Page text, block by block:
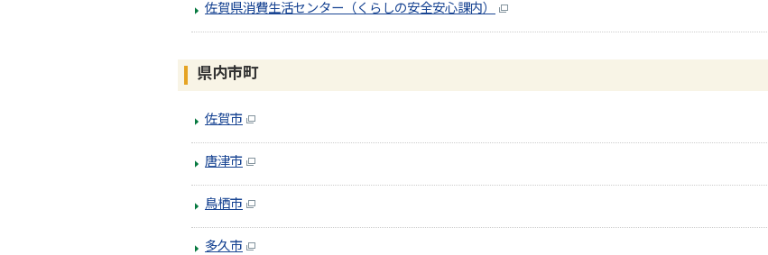
佐賀県消費生活センター（くらしの安全安心課内）
県内市町
佐賀市
唐津市
鳥栖市
多久市